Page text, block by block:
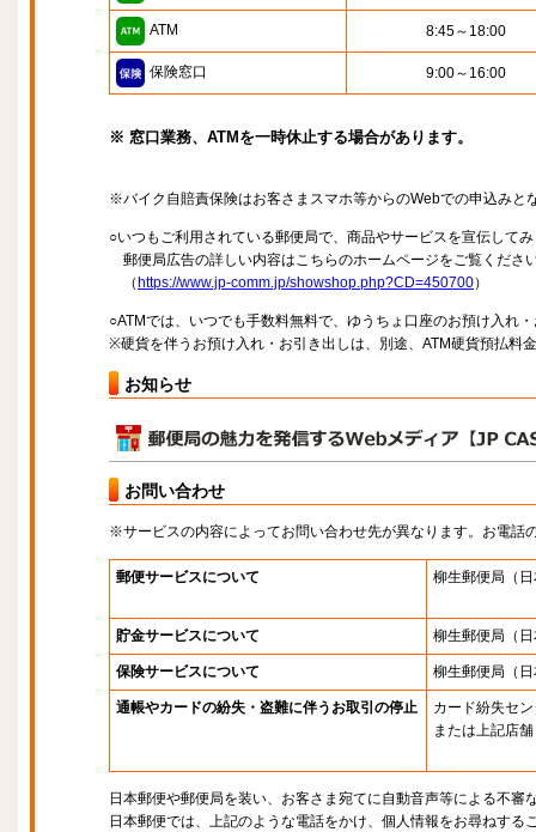
ATM 8:45～18:00
保険窓口 9:00～16:00
※ 窓口業務、ATMを一時休止する場合があります。
※バイク自賠責保険はお客さまスマホ等からのWebでの申込みと
○いつもご利用されている郵便局で、商品やサービスを宣伝して
郵便局広告の詳しい内容はこちらのホームページをご覧くださ
（ https://www.jp-comm.jp/showshop.php?CD=450700）
○ATMでは、いつでも手数料無料で、ゆうちょ口座のお預け入れ
※硬貨を伴うお預け入れ・お引き出しは、別途、ATM硬貨預払料
お知らせ
お問い合わせ
※サービスの内容によってお問い合わせ先が異なります。お電話
郵便サービスについて 柳生郵便局 （
貯金サービスについて 柳生郵便局 （
保険サービスについて 柳生郵便局 （
通帳やカードの紛失・盗難に伴うお取引の停止
カード紛失セ
または上記店舗
日本郵便や郵便局を装い、お客さま宛てに自動音声等による不審
日本郵便では、上記のような電話をかけ、個人情報をお尋ねする